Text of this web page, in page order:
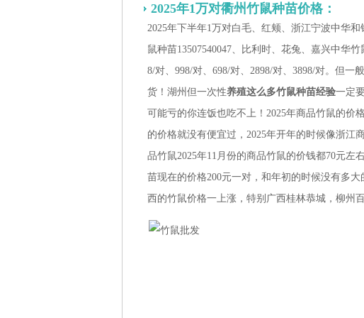
2025年1万对衢州竹鼠种苗价格：
2025年下半年1万对白毛、红颊、浙江宁波中华
鼠种苗13507540047、比利时、花兔、 嘉兴中华竹
8/对、 998/对、 698/对、 2898/对、 3898/对。 但一
货！ 湖州 但一次性养殖这么多竹鼠种苗经验一定
可能亏的你连饭也吃不上！2025年商品竹鼠的价
的价格就没有便宜过，2025年开年的时候像浙江
品竹鼠2025年11月份的商品竹鼠的价钱都70元
苗现在的价格200元一对，和年初的时候没有多
西的竹鼠价格一上涨，特别广西桂林恭城，柳州